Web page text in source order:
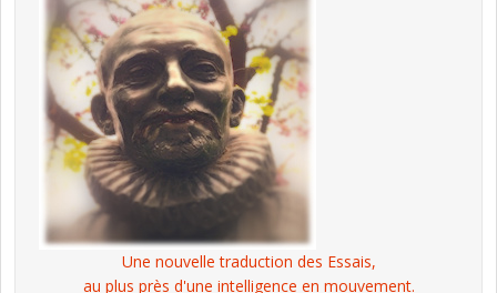
Une nouvelle traduction des Essais,
au plus près d'une intelligence en mouvement.